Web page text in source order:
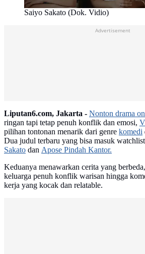
Saiyo Sakato (Dok. Vidio)
Advertisement
Liputan6.com, Jakarta - Nonton drama
ringan tapi tetap penuh konflik dan emosi,
pilihan tontonan menarik dari genre komedi
Dua judul terbaru yang bisa masuk
Sakato dan Apose Pindah Kantor.
Keduanya menawarkan cerita yang
keluarga penuh konflik warisan hingga
kerja yang kocak dan relatable.